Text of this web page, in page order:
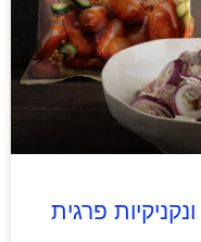
פרגית